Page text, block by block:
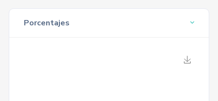
Porcentajes